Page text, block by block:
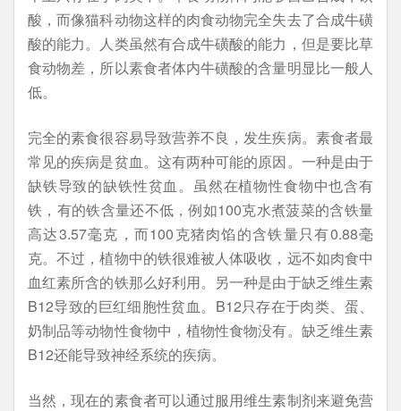
酸，而像猫科动物这样的肉食动物完全失去了合成牛磺
酸的能力。人类虽然有合成牛磺酸的能力，但是要比草
食动物差，所以素食者体内牛磺酸的含量明显比一般人
低。
完全的素食很容易导致营养不良，发生疾病。素食者最
常见的疾病是贫血。这有两种可能的原因。一种是由于
缺铁导致的缺铁性贫血。虽然在植物性食物中也含有
铁，有的铁含量还不低，例如100克水煮菠菜的含铁量
高达3.57毫克，而100克猪肉馅的含铁量只有0.88毫
克。不过，植物中的铁很难被人体吸收，远不如肉食中
血红素所含的铁那么好利用。另一种是由于缺乏维生素
B12导致的巨红细胞性贫血。B12只存在于肉类、蛋、
奶制品等动物性食物中，植物性食物没有。缺乏维生素
B12还能导致神经系统的疾病。
当然，现在的素食者可以通过服用维生素制剂来避免营